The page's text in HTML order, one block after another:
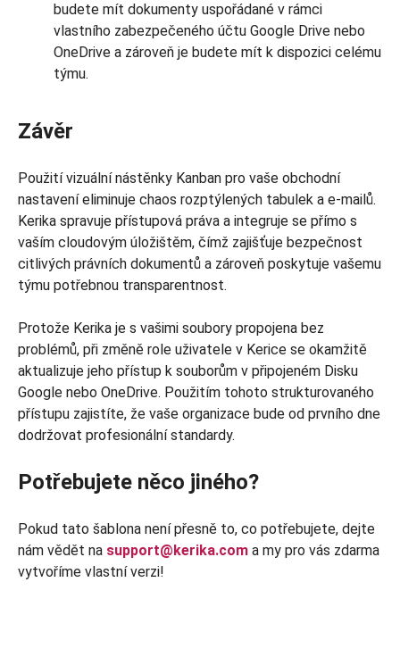
budete mít dokumenty uspořádané v rámci
vlastního zabezpečeného účtu Google Drive nebo
OneDrive a zároveň je budete mít k dispozici celému
týmu.
Závěr
Použití vizuální nástěnky Kanban pro vaše obchodní
nastavení eliminuje chaos rozptýlených tabulek a e-mailů.
Kerika spravuje přístupová práva a integruje se přímo s
vaším cloudovým úložištěm, čímž zajišťuje bezpečnost
citlivých právních dokumentů a zároveň poskytuje vašemu
týmu potřebnou transparentnost.
Protože Kerika je s vašimi soubory propojena bez
problémů, při změně role uživatele v Kerice se okamžitě
aktualizuje jeho přístup k souborům v připojeném Disku
Google nebo OneDrive. Použitím tohoto strukturovaného
přístupu zajistíte, že vaše organizace bude od prvního dne
dodržovat profesionální standardy.
Potřebujete něco jiného?
Pokud tato šablona není přesně to, co potřebujete, dejte
nám vědět na support@kerika.com a my pro vás zdarma
vytvoříme vlastní verzi!